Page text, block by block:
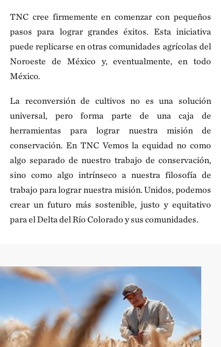
TNC cree firmemente en comenzar con pequeños
pasos para lograr grandes éxitos. Esta iniciativa
puede replicarse en otras comunidades agrícolas del
Noroeste de México y, eventualmente, en todo
México.
La reconversión de cultivos no es una solución
universal, pero forma parte de una caja de
herramientas para lograr nuestra misión de
conservación. En TNC Vemos la equidad no como
algo separado de nuestro trabajo de conservación,
sino como algo intrínseco a nuestra filosofía de
trabajo para lograr nuestra misión. Unidos, podemos
crear un futuro más sostenible, justo y equitativo
para el Delta del Río Colorado y sus comunidades.